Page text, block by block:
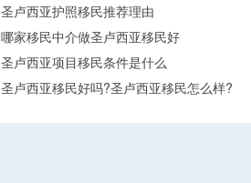
圣卢西亚护照移民推荐理由
哪家移民中介做圣卢西亚移民好
圣卢西亚项目移民条件是什么
圣卢西亚移民好吗?圣卢西亚移民怎么样?